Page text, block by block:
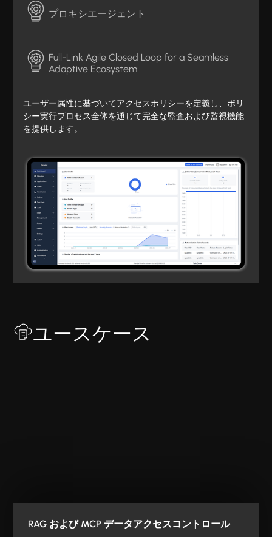
プロキシエージェント
Full-Link Agile Closed Loop for a Seamless
Adaptive Ecosystem
ユーザー属性に基づいてアクセスポリシーを定義し、ポリ
シー実行プロセス全体を通じて完全な監査および監視機能
を提供します。
ユースケース
RAG および MCP データアクセスコントロール